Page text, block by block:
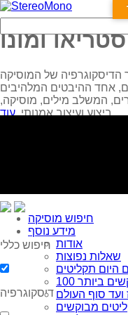
סטריאו ומונו
הדיסקוגרפיה של המוסיקה
אחד ההיבטים המלהיבים
המשלב מילים, מוסיקה,
ביצוע ועיצוב אמנותי.עוד...
חיפוש מוסיקה
מידע נוסף
אודות
שאלות נפוצות
היום תקליטים
ביותר
ועד סוף העולם
מבוקשים
חיפוש כללי
דיסקוגרפיה